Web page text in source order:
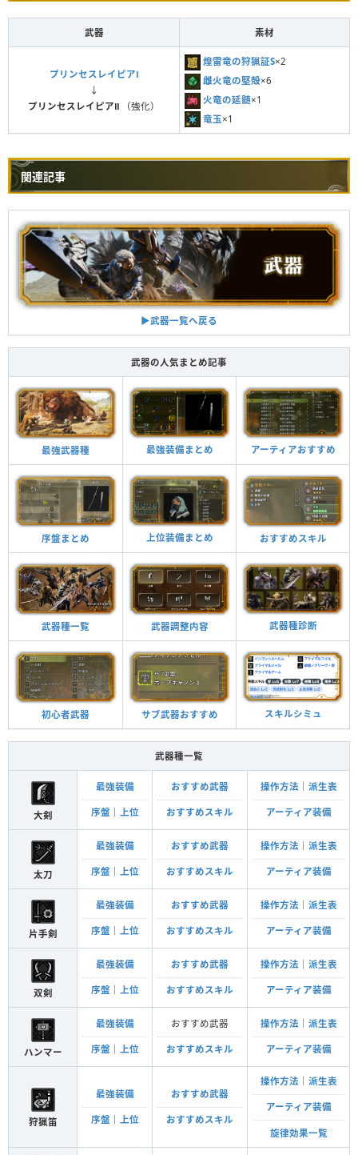
武器 素材
プリンセスレイピアⅠ
↓
プリンセスレイピアⅡ （強化）
煌雷竜の狩猟証S×2
雌火竜の堅殻×6
火竜の延髄×1
竜玉×1
関連記事
▶︎武器一覧へ戻る
武器の人気まとめ記事
最強武器種 最強装備まとめ アーティアおすすめ
序盤まとめ 上位装備まとめ おすすめスキル
武器種一覧 武器調整内容 武器種診断
初心者武器 サブ武器おすすめ スキルシミュ
武器種一覧
大剣
最強装備
序盤 上位
おすすめ武器
おすすめスキル
操作方法 派生表
アーティア装備
太刀
最強装備
序盤 上位
おすすめ武器
おすすめスキル
操作方法 派生表
アーティア装備
片手剣
最強装備
序盤 上位
おすすめ武器
おすすめスキル
操作方法 派生表
アーティア装備
双剣
最強装備
序盤 上位
おすすめ武器
おすすめスキル
操作方法 派生表
アーティア装備
ハンマー
最強装備
序盤 上位
おすすめ武器
おすすめスキル
操作方法 派生表
アーティア装備
狩猟笛
最強装備
序盤 上位
おすすめ武器
おすすめスキル
操作方法 派生表
アーティア装備
旋律効果一覧